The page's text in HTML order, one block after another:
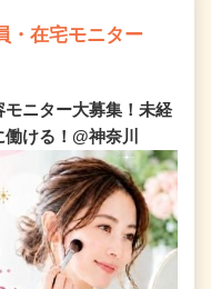
・在宅モニター
ニター大募集！未経
ける！@神奈川